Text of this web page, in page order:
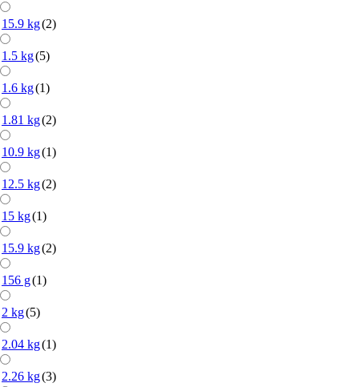
15.9 kg(2)
1.5 kg(5)
1.6 kg(1)
1.81 kg(2)
10.9 kg(1)
12.5 kg(2)
15 kg(1)
15.9 kg(2)
156 g(1)
2 kg(5)
2.04 kg(1)
2.26 kg(3)